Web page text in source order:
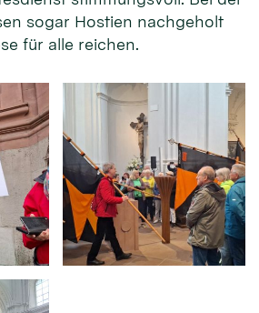
sogar Hostien nachgeholt
für alle reichen.